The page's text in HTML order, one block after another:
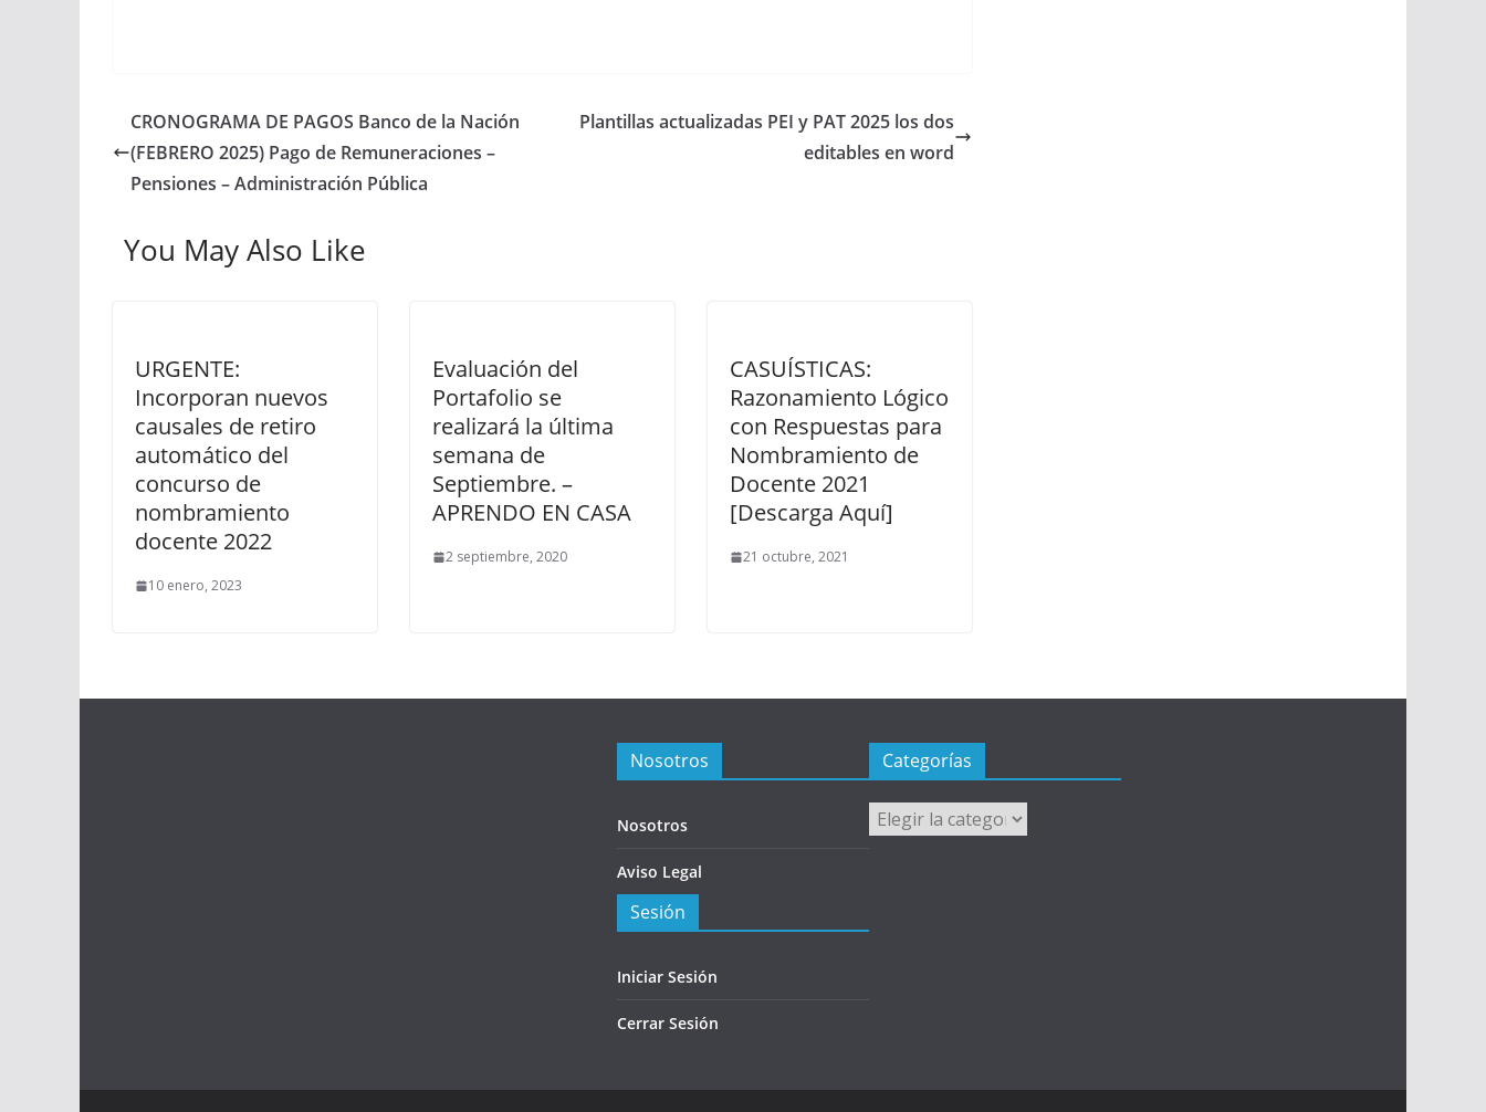
CRONOGRAMA DE PAGOS Banco de la Nación
(FEBRERO 2025) Pago de Remuneraciones –
Pensiones – Administración Pública
Plantillas actualizadas PEI y PAT 2025 los dos
editables en word
You May Also Like
URGENTE:
Incorporan nuevos
causales de retiro
automático del
concurso de
nombramiento
docente 2022
10 enero, 2023
Evaluación del
Portafolio se
realizará la última
semana de
Septiembre. –
APRENDO EN CASA
2 septiembre, 2020
CASUÍSTICAS:
Razonamiento Lógico
con Respuestas para
Nombramiento de
Docente 2021
[Descarga Aquí]
21 octubre, 2021
Nosotros
Nosotros
Aviso Legal
Sesión
Iniciar Sesión
Cerrar Sesión
Categorías
Categorías